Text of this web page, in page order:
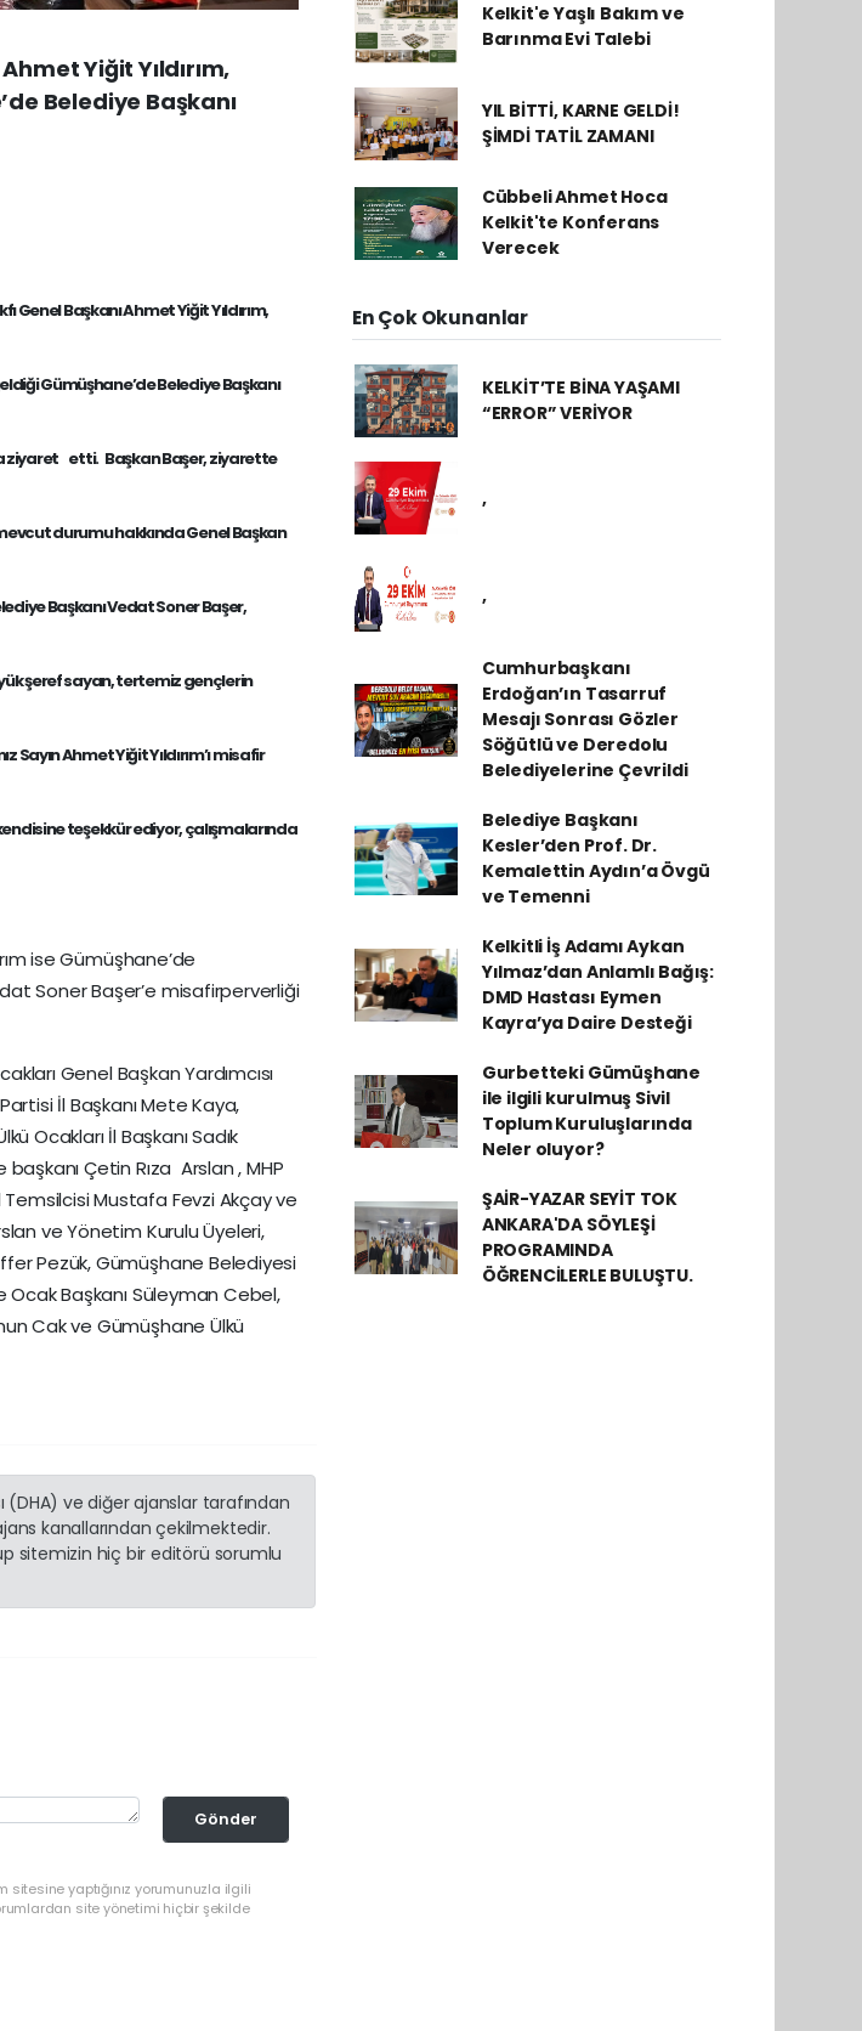
Yiğit Yıldırım,
Belediye Başkanı
Genel Başkanı Ahmet Yiğit Yıldırım,
Gümüşhane’de Belediye Başkanı
ziyaret etti. Başkan Başer, ziyarette
durumu hakkında Genel Başkan
Başkanı Vedat Soner Başer,
şeref sayan, tertemiz gençlerin
Ahmet Yiğit Yıldırım’ı misafir
teşekkür ediyor, çalışmalarında
ise Gümüşhane’de
Soner Başer’e misafirperverliği
Genel Başkan Yardımcısı
İl Başkanı Mete Kaya,
Ocakları İl Başkanı Sadık
Çetin Rıza Arslan , MHP
Mustafa Fevzi Akçay ve
ve Yönetim Kurulu Üyeleri,
Pezük, Gümüşhane Belediyesi
Ocak Başkanı Süleyman Cebel,
Cak ve Gümüşhane Ülkü
(DHA) ve diğer ajanslar tarafından
kanallarından çekilmektedir.
sitemizin hiç bir editörü sorumlu
Gönder
sitesine yaptığınız yorumunuzla ilgili
site yönetimi hiçbir şekilde
Kelkit'e Yaşlı Bakım ve
Barınma Evi Talebi
YIL BİTTİ, KARNE GELDİ!
ŞİMDİ TATİL ZAMANI
Cübbeli Ahmet Hoca
Kelkit'te Konferans
Verecek
En Çok Okunanlar
KELKİT’TE BİNA YAŞAMI
“ERROR” VERİYOR
,
,
Cumhurbaşkanı
Erdoğan’ın Tasarruf
Mesajı Sonrası Gözler
Söğütlü ve Deredolu
Belediyelerine Çevrildi
Belediye Başkanı
Kesler’den Prof. Dr.
Kemalettin Aydın’a Övgü
ve Temenni
Kelkitli İş Adamı Aykan
Yılmaz’dan Anlamlı Bağış:
DMD Hastası Eymen
Kayra’ya Daire Desteği
Gurbetteki Gümüşhane
ile ilgili kurulmuş Sivil
Toplum Kuruluşlarında
Neler oluyor?
ŞAİR-YAZAR SEYİT TOK
ANKARA'DA SÖYLEŞİ
PROGRAMINDA
ÖĞRENCİLERLE BULUŞTU.